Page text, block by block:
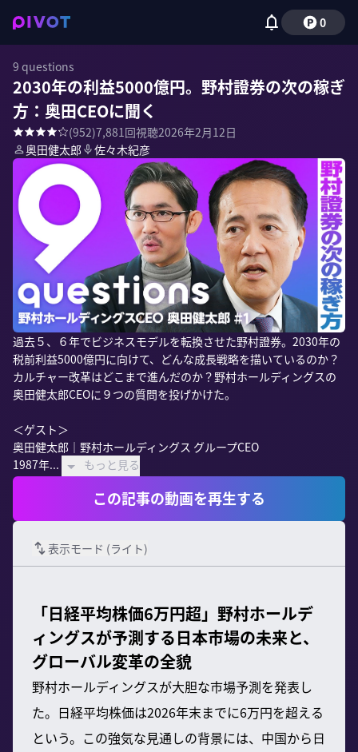
0
9 questions
2030年の利益5000億円。野村證券の次の稼ぎ
方：奥田CEOに聞く
(952)7,881回視聴2026年2月12日
奥田健太郎
佐々木紀彦
過去５、６年でビジネスモデルを転換させた野村證券。2030年の
税前利益5000億円に向けて、どんな成長戦略を描いているのか？
カルチャー改革はどこまで進んだのか？野村ホールディングスの
奥田健太郎CEOに９つの質問を投げかけた。
＜ゲスト＞
奥田健太郎｜野村ホールディングス グループCEO
1987年...
もっと見る
この記事の動画を再生する
表示モード (ライト)
「日経平均株価6万円超」野村ホールデ
ィングスが予測する日本市場の未来と、
グローバル変革の全貌
野村ホールディングスが大胆な市場予測を発表し
た。日経平均株価は2026年末までに6万円を超える
という。この強気な見通しの背景には、中国から日